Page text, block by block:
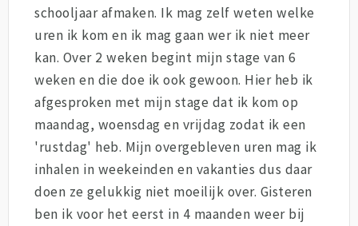
schooljaar afmaken. Ik mag zelf weten welke
uren ik kom en ik mag gaan wer ik niet meer
kan. Over 2 weken begint mijn stage van 6
weken en die doe ik ook gewoon. Hier heb ik
afgesproken met mijn stage dat ik kom op
maandag, woensdag en vrijdag zodat ik een
'rustdag' heb. Mijn overgebleven uren mag ik
inhalen in weekeinden en vakanties dus daar
doen ze gelukkig niet moeilijk over. Gisteren
ben ik voor het eerst in 4 maanden weer bij